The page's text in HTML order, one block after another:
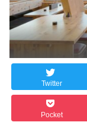
Twitter
Pocket